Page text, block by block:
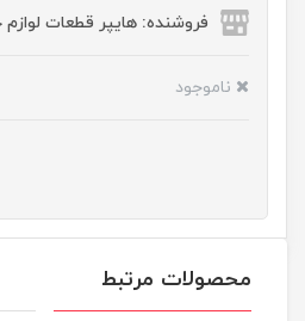
فروشنده: هایپر قطعات لوازم
ناموجود
محصولات مرتبط